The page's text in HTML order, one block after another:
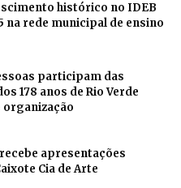
histórico no IDEB
na rede municipal de ensino
participam das
178 anos de Rio Verde
organização
apresentações
Cia de Arte